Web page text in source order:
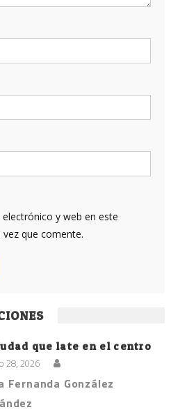
y web en este
que comente.
que late en el centro
28, 2026
Fernanda González